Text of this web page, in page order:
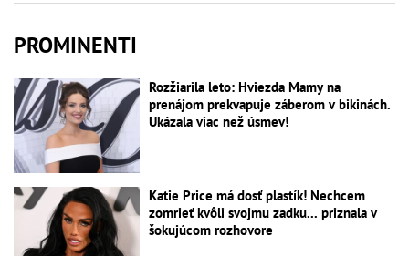
PROMINENTI
Rozžiarila leto: Hviezda Mamy na
prenájom prekvapuje záberom v bikinách.
Ukázala viac než úsmev!
Katie Price má dosť plastík! Nechcem
zomrieť kvôli svojmu zadku... priznala v
šokujúcom rozhovore